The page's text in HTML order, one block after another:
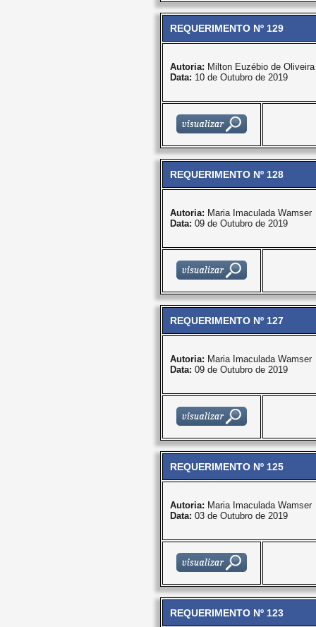
REQUERIMENTO Nº 129
Autoria: Milton Euzébio de Oliveira
Data: 10 de Outubro de 2019
REQUERIMENTO Nº 128
Autoria: Maria Imaculada Wamser
Data: 09 de Outubro de 2019
REQUERIMENTO Nº 127
Autoria: Maria Imaculada Wamser
Data: 09 de Outubro de 2019
REQUERIMENTO Nº 125
Autoria: Maria Imaculada Wamser
Data: 03 de Outubro de 2019
REQUERIMENTO Nº 123